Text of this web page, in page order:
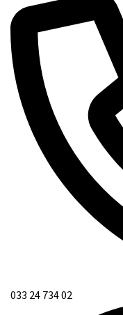
033 24 734 02